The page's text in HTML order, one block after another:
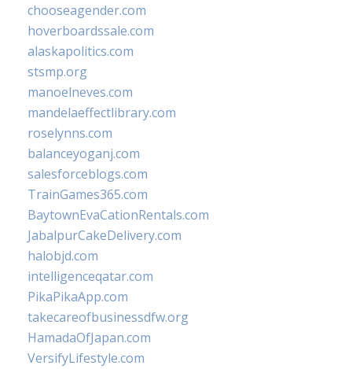
chooseagender.com
hoverboardssale.com
alaskapolitics.com
stsmp.org
manoelneves.com
mandelaeffectlibrary.com
roselynns.com
balanceyoganj.com
salesforceblogs.com
TrainGames365.com
BaytownEvaCationRentals.com
JabalpurCakeDelivery.com
halobjd.com
intelligenceqatar.com
PikaPikaApp.com
takecareofbusinessdfw.org
HamadaOfJapan.com
VersifyLifestyle.com